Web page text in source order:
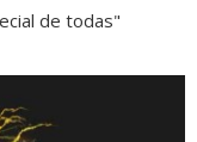
de todas"